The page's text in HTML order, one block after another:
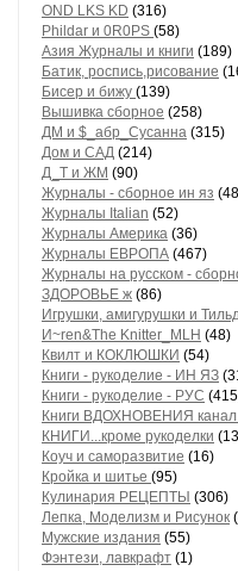
OND LKS KD (316)
Phildar и 0R0PS (58)
Азия Журналы и книги (189)
Батик, роспись,рисование
Бисер и бижу (139)
Вышивка сборное (258)
ДМ и $_абр_Сусанна (315)
Дом и САД (214)
Д_Т и ЖМ (90)
Журналы - сборное ин яз
Журналы Italian (52)
Журналы Америка (36)
Журналы ЕВРОПА (467)
Журналы на русском -
ЗДОРОВЬЕ ж (86)
Игрушки, амигурушки и
И~ren&The Knitter_MLH (48)
Квилт и КОКЛЮШКИ (54)
Книги - рукоделие - ИН ЯЗ
Книги - рукоделие - РУС
Книги ВДОХНОВЕНИЯ канал
КНИГИ...кроме рукоделки
Коуч и саморазвитие (16)
Кройка и шитье (95)
Кулинария РЕЦЕПТЫ (306)
Лепка, Моделизм и Рисунок
Мужские издания (55)
Фэнтези, лавкрафт (1)